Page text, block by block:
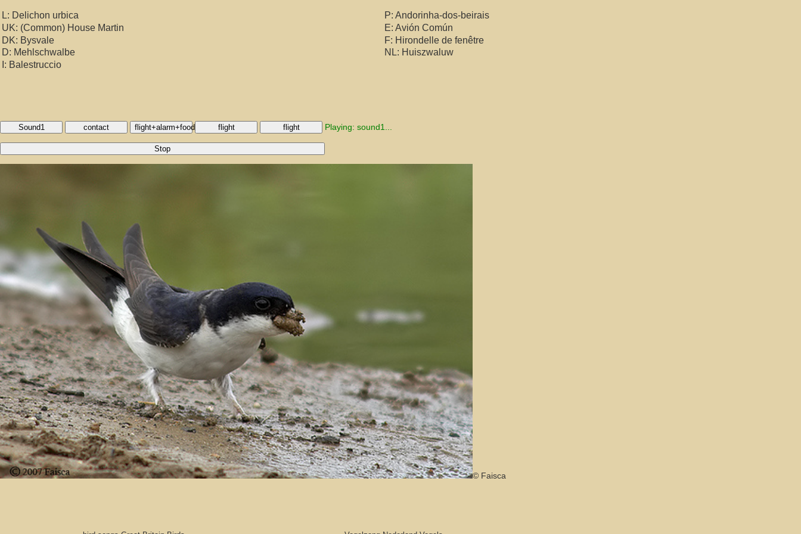
L: Delichon urbica
P: Andorinha-dos-beirais
UK: (Common) House Martin
E: Avión Común
DK: Bysvale
F: Hirondelle de fenêtre
D: Mehlschwalbe
NL: Huiszwaluw
I: Balestruccio
Sound1 contact flight+alarm+food flight flight Playing: sound1...
Stop
© Faisca